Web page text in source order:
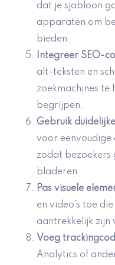
dat je sjabloon
apparaten om
bieden.
Integreer SEO-
alt-teksten en
zoekmachines te
begrijpen.
Gebruik
voor eenvoudige
zodat bezoekers
bladeren.
Pas visuele
en video’s toe
aantrekkelijk zijn
Voeg
Analytics of